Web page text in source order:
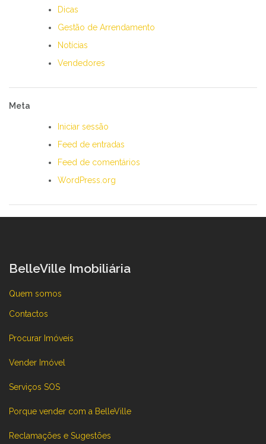
Dicas
Gestão de Arrendamento
Notícias
Vendedores
Meta
Iniciar sessão
Feed de entradas
Feed de comentários
WordPress.org
BelleVille Imobiliária
Quem somos
Contactos
Procurar Imóveis
Vender Imóvel
Serviços SOS
Porque vender com a BelleVille
Reclamações e Sugestões